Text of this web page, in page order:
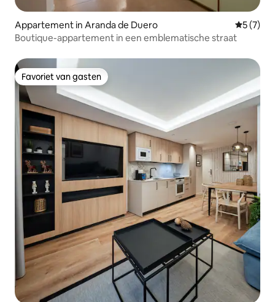
Appartement in Aranda de Duero
5 (7)
Boutique-appartement in een emblematische straat
Favoriet van gasten
Favoriet van gasten